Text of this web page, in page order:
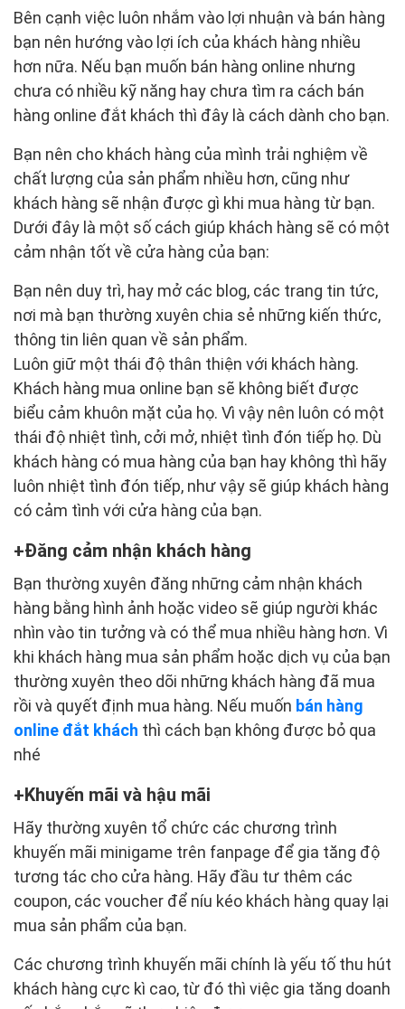
Bên cạnh việc luôn nhắm vào lợi nhuận và bán hàng
bạn nên hướng vào lợi ích của khách hàng nhiều
hơn nữa. Nếu bạn muốn bán hàng online nhưng
chưa có nhiều kỹ năng hay chưa tìm ra cách bán
hàng online đắt khách thì đây là cách dành cho bạn.
Bạn nên cho khách hàng của mình trải nghiệm về
chất lượng của sản phẩm nhiều hơn, cũng như
khách hàng sẽ nhận được gì khi mua hàng từ bạn.
Dưới đây là một số cách giúp khách hàng sẽ có một
cảm nhận tốt về cửa hàng của bạn:
Bạn nên duy trì, hay mở các blog, các trang tin tức,
nơi mà bạn thường xuyên chia sẻ những kiến thức,
thông tin liên quan về sản phẩm.
Luôn giữ một thái độ thân thiện với khách hàng.
Khách hàng mua online bạn sẽ không biết được
biểu cảm khuôn mặt của họ. Vì vậy nên luôn có một
thái độ nhiệt tình, cởi mở, nhiệt tình đón tiếp họ. Dù
khách hàng có mua hàng của bạn hay không thì hãy
luôn nhiệt tình đón tiếp, như vậy sẽ giúp khách hàng
có cảm tình với cửa hàng của bạn.
Đăng cảm nhận khách hàng
Bạn thường xuyên đăng những cảm nhận khách
hàng bằng hình ảnh hoặc video sẽ giúp người khác
nhìn vào tin tưởng và có thể mua nhiều hàng hơn. Vì
khi khách hàng mua sản phẩm hoặc dịch vụ của bạn
thường xuyên theo dõi những khách hàng đã mua
rồi và quyết định mua hàng. Nếu muốn bán hàng
online đắt khách thì cách bạn không được bỏ qua
nhé
Khuyến mãi và hậu mãi
Hãy thường xuyên tổ chức các chương trình
khuyến mãi minigame trên fanpage để gia tăng độ
tương tác cho cửa hàng. Hãy đầu tư thêm các
coupon, các voucher để níu kéo khách hàng quay lại
mua sản phẩm của bạn.
Các chương trình khuyến mãi chính là yếu tố thu hút
khách hàng cực kì cao, từ đó thì việc gia tăng doanh